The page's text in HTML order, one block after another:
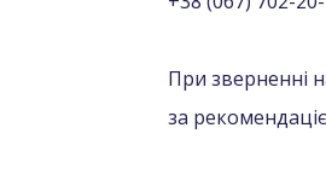
При зверненні
за